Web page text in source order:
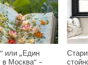
или „Един
в Москва“ –